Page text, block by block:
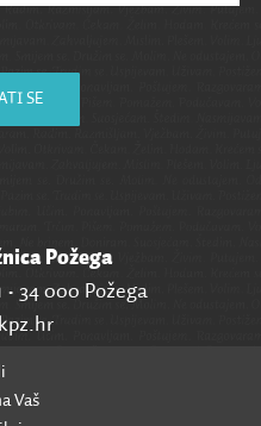
SE
Požega
34 000 Požega
Vaš